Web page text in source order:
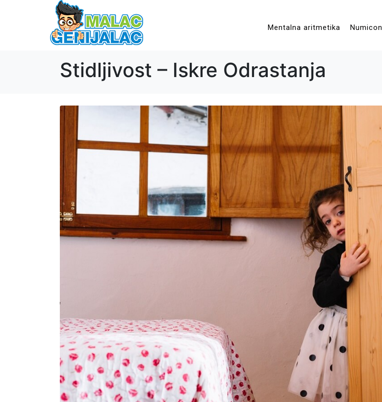
Mentalna aritmetika Numicon
Stidljivost – Iskre Odrastanja